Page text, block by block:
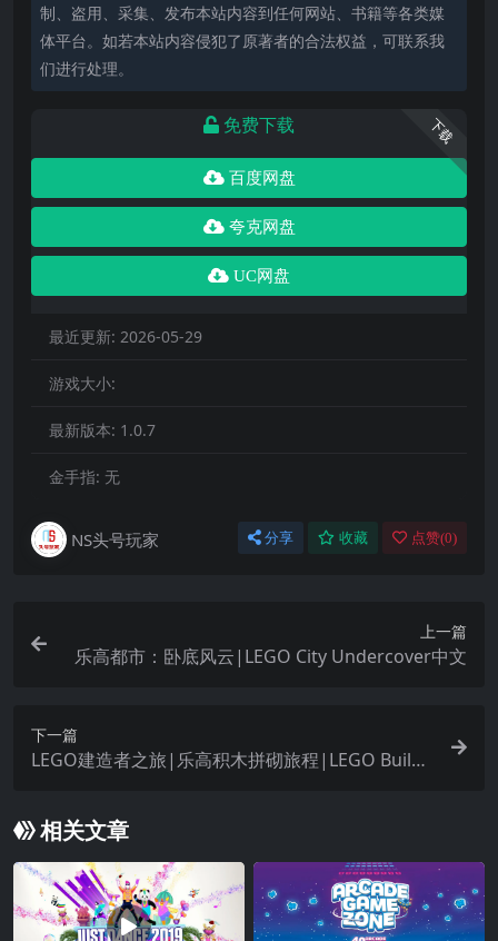
制、盗用、采集、发布本站内容到任何网站、书籍等各类媒
体平台。如若本站内容侵犯了原著者的合法权益，可联系我
们进行处理。
下载
免费下载
百度网盘
夸克网盘
UC网盘
最近更新: 2026-05-29
游戏大小:
最新版本: 1.0.7
金手指: 无
NS头号玩家 分享 收藏 点赞(0)
上一篇
乐高都市：卧底风云|LEGO City Undercover中文
下一篇
LEGO建造者之旅|乐高积木拼砌旅程|LEGO Builde
相关文章